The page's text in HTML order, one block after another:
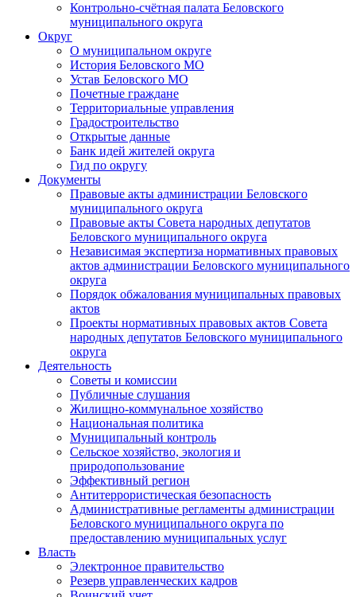
Контрольно-счётная палата Беловского
муниципального округа
Округ
О муниципальном округе
История Беловского МО
Устав Беловского МО
Почетные граждане
Территориальные управления
Градостроительство
Открытые данные
Банк идей жителей округа
Гид по округу
Документы
Правовые акты администрации Беловского
муниципального округа
Правовые акты Совета народных депутатов
Беловского муниципального округа
Независимая экспертиза нормативных правовых
актов администрации Беловского муниципального
округа
Порядок обжалования муниципальных правовых
актов
Проекты нормативных правовых актов Совета
народных депутатов Беловского муниципального
округа
Деятельность
Советы и комиссии
Публичные слушания
Жилищно-коммунальное хозяйство
Национальная политика
Муниципальный контроль
Сельское хозяйство, экология и
природопользование
Эффективный регион
Антитеррористическая безопасность
Административные регламенты администрации
Беловского муниципального округа по
предоставлению муниципальных услуг
Власть
Электронное правительство
Резерв управленческих кадров